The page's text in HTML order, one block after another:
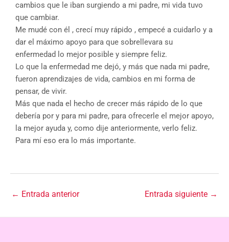
cambios que le iban surgiendo a mi padre, mi vida tuvo
que cambiar.
Me mudé con él , crecí muy rápido , empecé a cuidarlo y a
dar el máximo apoyo para que sobrellevara su
enfermedad lo mejor posible y siempre feliz.
Lo que la enfermedad me dejó, y más que nada mi padre,
fueron aprendizajes de vida, cambios en mi forma de
pensar, de vivir.
Más que nada el hecho de crecer más rápido de lo que
debería por y para mi padre, para ofrecerle el mejor apoyo,
la mejor ayuda y, como dije anteriormente, verlo feliz.
Para mí eso era lo más importante.
← Entrada anterior Entrada siguiente →